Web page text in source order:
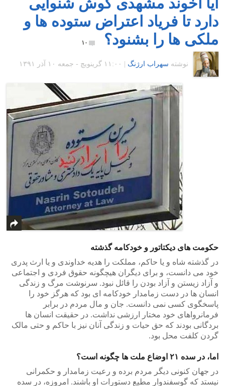
دارد تا فریاد اعتراض ستوده ها و
ملکی ها را بشنود؟
۱۰
نوشته سهراب ارژنگ ۱۱:۰۰ گرينويچ - جمعه ۱۰ آذر ۱۳۹۱
حکومت های دیکتاتور و خودکامه گذشته
در گذشته شاه و یا حاکم، مملکت را هدیه خداوندی و یا ارث پدری
خود می دانست، و برای دیگران هیچگونه حقوق فردی و اجتماعی
و آزاد زیستن و آزاد بودن را قائل نبود. سرنوشت مرگ و زندگی
انسان ها در دست زمامدار خودکامه ای بود که هرگز خود را
پاسخگوی کسی نمی دانست. جان و مال مردم در برابر
فرمانرواهای خود مختار ارزشی نداشت. در حقیقت انسان ها
بردگانی بودند که حق حیات و زندگی آنان نیز با حاکم و حتی مالک
گردن کلفت محل بود.
اما، در سده ۲۱ اوضاع ملت ها چگونه است؟
در جهان کنونی دیگر مردم برده و رعیت زمامدار و حکمرانی
نیستد که گوسفندوار مطیع دستورات او باشند. امروزه، در سده